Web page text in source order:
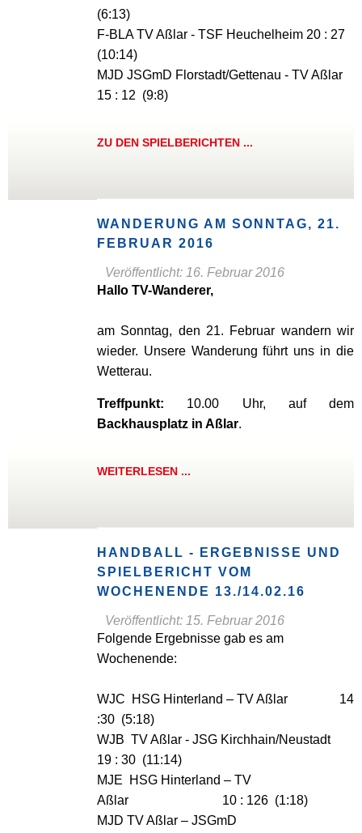
(6:13)
F-BLA TV Aßlar - TSF Heuchelheim 20 : 27
(10:14)
MJD JSGmD Florstadt/Gettenau - TV Aßlar
15 : 12 (9:8)
ZU DEN SPIELBERICHTEN ...
WANDERUNG AM SONNTAG, 21.
FEBRUAR 2016
Veröffentlicht: 16. Februar 2016
Hallo TV-Wanderer,
am Sonntag, den 21. Februar wandern wir
wieder. Unsere Wanderung führt uns in die
Wetterau.
Treffpunkt: 10.00 Uhr, auf dem
Backhausplatz in Aßlar.
WEITERLESEN ...
HANDBALL - ERGEBNISSE UND
SPIELBERICHT VOM
WOCHENENDE 13./14.02.16
Veröffentlicht: 15. Februar 2016
Folgende Ergebnisse gab es am
Wochenende:
WJC HSG Hinterland – TV Aßlar 14
:30 (5:18)
WJB TV Aßlar - JSG Kirchhain/Neustadt
19 : 30 (11:14)
MJE HSG Hinterland – TV
Aßlar 10 : 126 (1:18)
MJD TV Aßlar – JSGmD